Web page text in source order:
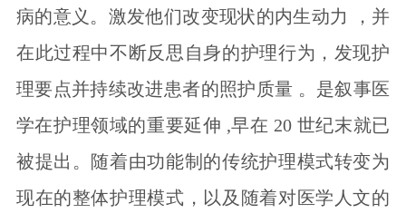
病的意义。激发他们改变现状的内生动力 ，并
在此过程中不断反思自身的护理行为，发现护
理要点并持续改进患者的照护质量 。是叙事医
学在护理领域的重要延伸 ,早在 20 世纪末就已
被提出。随着由功能制的传统护理模式转变为
现在的整体护理模式，以及随着对医学人文的